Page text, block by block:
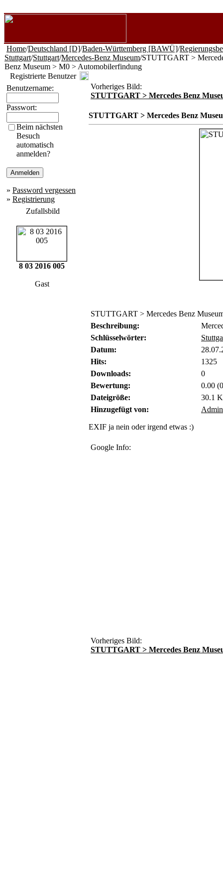
Home/Deutschland [D]/Baden-Württemberg [BAWÜ]/
Stuttgart/Stuttgart/Mercedes-Benz Museum/STUTTGART >
Benz Museum > M0 > Automobilerfindung
Registrierte Benutzer
Benutzername:
Passwort:
Beim nächsten
Besuch
automatisch
anmelden?
» Password vergessen
» Registrierung
Zufallsbild
8 03 2016 005
Gast
Vorheriges Bild:
STUTTGART > Mercedes Benz
STUTTGART > Mercedes Benz
STUTTGART > Mercedes Benz
Beschreibung:
Schlüsselwörter:
Datum:
Hits:
1325
Downloads:
0
Bewertung:
0.00
Dateigröße:
30.1
Hinzugefügt von:
Admin
EXIF ja nein oder irgend etwas :)
Google Info:
Vorheriges Bild:
STUTTGART > Mercedes Benz